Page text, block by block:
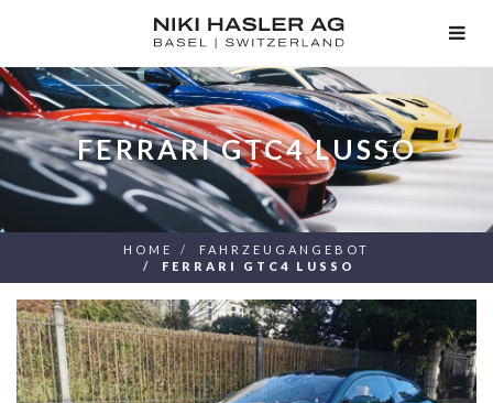
FERRARI GTC4 LUSSO
HOME
FAHRZEUGANGEBOT
FERRARI GTC4 LUSSO